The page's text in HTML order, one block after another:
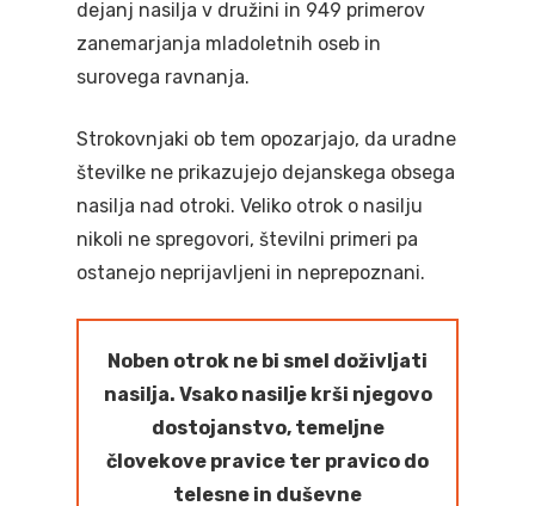
dejanj nasilja v družini in 949 primerov
zanemarjanja mladoletnih oseb in
surovega ravnanja.
Strokovnjaki ob tem opozarjajo, da uradne
številke ne prikazujejo dejanskega obsega
nasilja nad otroki. Veliko otrok o nasilju
nikoli ne spregovori, številni primeri pa
ostanejo neprijavljeni in neprepoznani.
Noben otrok ne bi smel doživljati
nasilja. Vsako nasilje krši njegovo
dostojanstvo, temeljne
človekove pravice ter pravico do
telesne in duševne